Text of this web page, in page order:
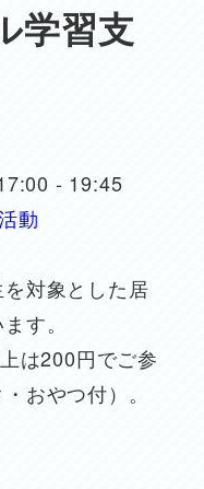
学習支
- 19:45
動
対象とした居
す。
は200円でご参
おやつ付）。